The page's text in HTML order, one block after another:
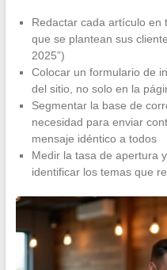
Redactar cada artículo en
que se plantean sus
2025”)
Colocar un formulario de
del sitio, no solo en la
Segmentar la base de
necesidad para enviar
mensaje idéntico a todos
Medir la tasa de apertura
identificar los temas que